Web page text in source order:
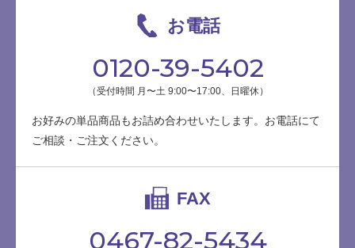
お電話
0120-39-5402
（受付時間 月〜土 9:00〜17:00、日曜休）
お好みの単品商品もお詰め合わせいたします。お電話にて
ご相談・ご注文ください。
FAX
0467-82-5434